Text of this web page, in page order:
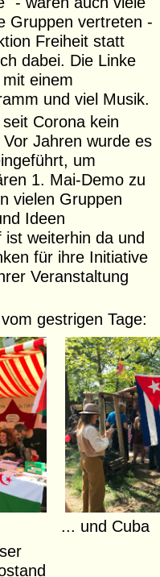
Gruppen vertreten -
Freiheit statt
dabei. Die Linke
einem
und viel Musik.
Corona kein
Jahren wurde es
um
1. Mai-Demo zu
vielen Gruppen
Ideen
weiterhin da und
für ihre Initiative
Veranstaltung
gestrigen Tage:
... und Cuba